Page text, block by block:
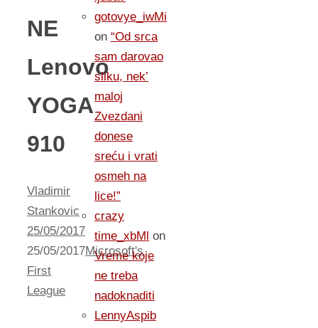
NE
Lenovo
YOGA
910
Vladimir
Stankovic
25/05/2017
25/05/2017Microsoft's
First
League
gotovye_iwMi
on “Od srca
sam darovao
sliku, nek’
maloj
Zvezdani
donese
sreću i vrati
osmeh na
lice!”
crazy
time_xbMl on
Vreme koje
ne treba
nadoknaditi
LennyAspib